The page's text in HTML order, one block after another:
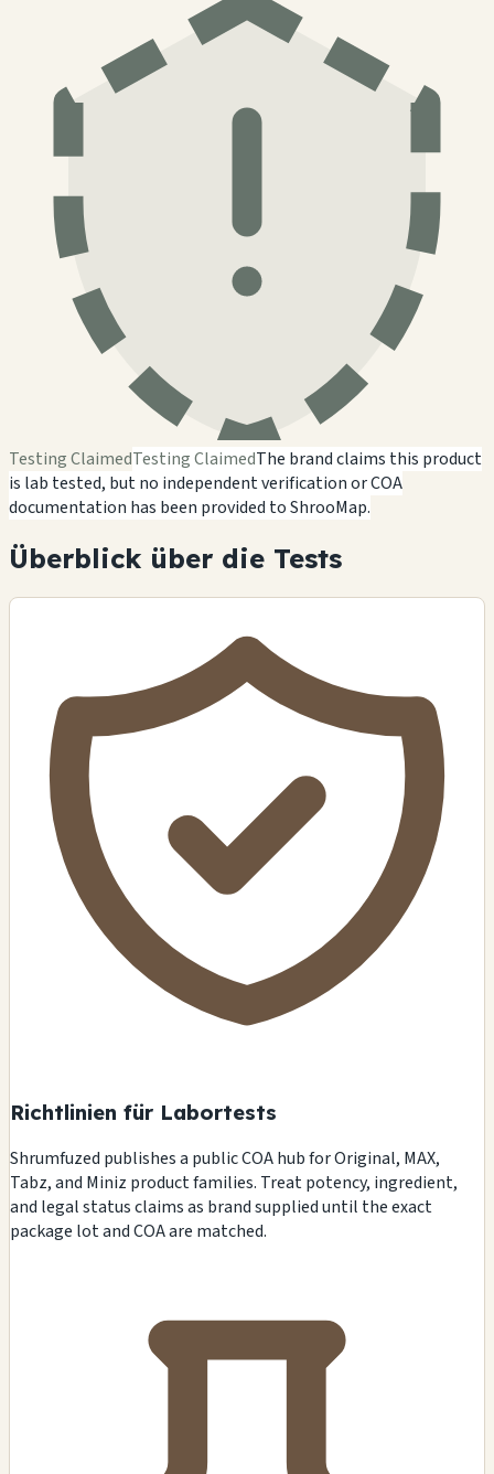
Testing ClaimedTesting ClaimedThe brand claims this product
is lab tested, but no independent verification or COA
documentation has been provided to ShrooMap.
Überblick über die Tests
Richtlinien für Labortests
Shrumfuzed publishes a public COA hub for Original, MAX,
Tabz, and Miniz product families. Treat potency, ingredient,
and legal status claims as brand supplied until the exact
package lot and COA are matched.